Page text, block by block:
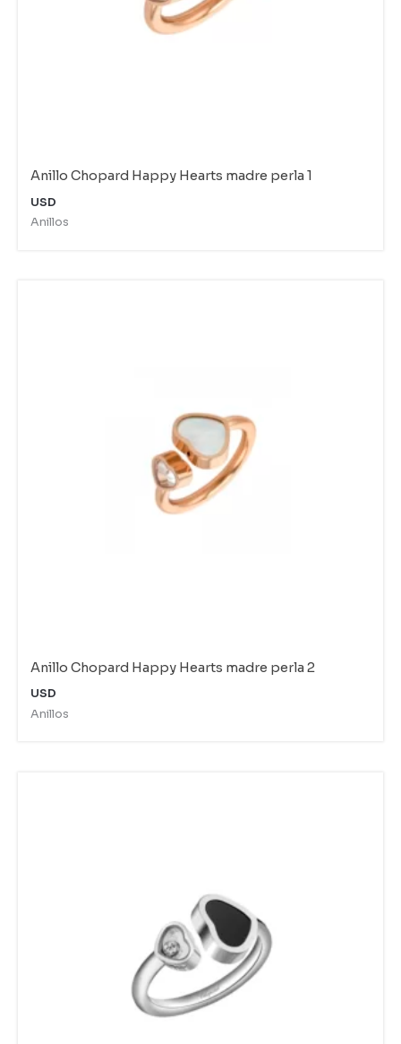
Anillo Chopard Happy Hearts madre perla 1
USD
Anillos
Anillo Chopard Happy Hearts madre perla 2
USD
Anillos